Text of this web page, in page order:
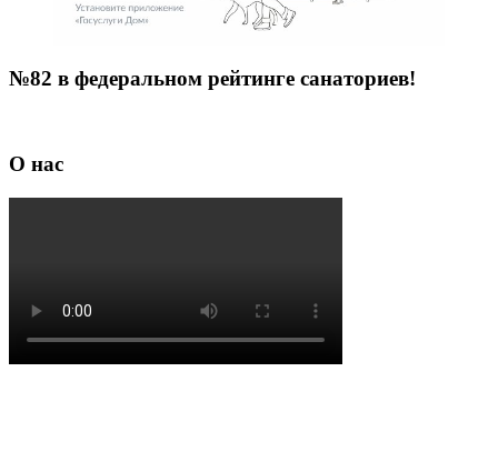
№82 в федеральном рейтинге санаториев!
О нас